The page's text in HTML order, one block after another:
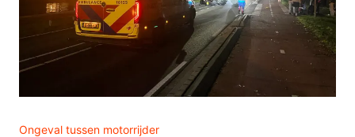
Ongeval tussen motorrijder